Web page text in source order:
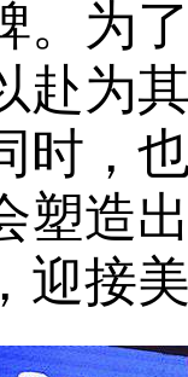
。为
赴为
时，
塑造
迎接